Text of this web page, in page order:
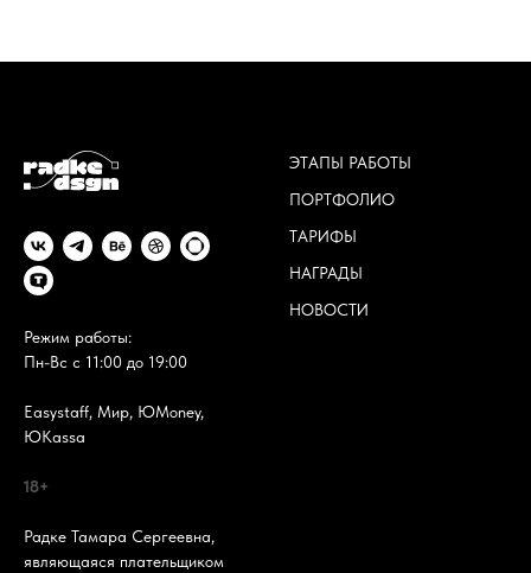
Режим работы:
Пн-Вс с 11:00 до 19:00
Easystaff, Мир, ЮMoney,
ЮKassa
18+
Радке Тамара Сергеевна,
являющаяся плательщиком
ЭТАПЫ РАБОТЫ
ПОРТФОЛИО
ТАРИФЫ
НАГРАДЫ
НОВОСТИ